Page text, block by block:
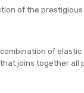
of the
of
joins together all